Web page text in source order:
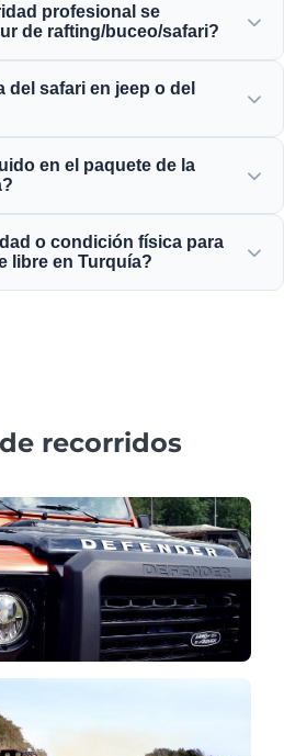
y te acompañarán
rafting, buceo o safari.
profesional se
de rafting/buceo/safari?
de alta calidad, cascos,
del safari en jeep o del
solar, gafas de sol y un cambio
en el paquete de la
y safaris en jeep incluyen un
o condición física para
libre en Turquía?
recorridos